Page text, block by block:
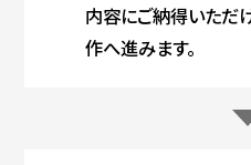
内容にご納得いただ
作へ進みます。